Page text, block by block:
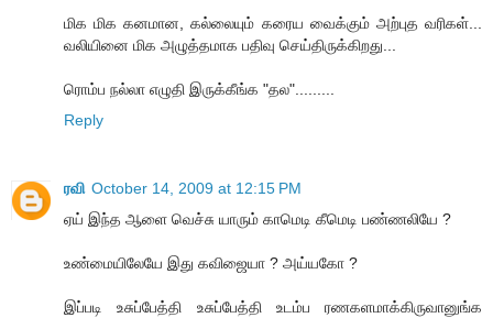
மிக‌ மிக‌ க‌ன‌மான‌, க‌ல்லையும் க‌ரைய‌ வைக்கும் அற்புத வ‌ரிக‌ள்...
வ‌லியினை மிக‌ அழுத்த‌மாக‌ ப‌திவு செய்திருக்கிற‌து...
ரொம்ப‌ ந‌ல்லா எழுதி இருக்கீங்க‌ "த‌ல‌".........
Reply
ரவி October 14, 2009 at 12:15 PM
ஏய் இந்த ஆளை வெச்சு யாரும் காமெடி கீமெடி பண்ணலியே ?
உண்மையிலேயே இது கவிஜையா ? அய்யகோ ?
இப்படி உசுப்பேத்தி உசுப்பேத்தி உடம்ப ரணகளமாக்கிருவானுங்க